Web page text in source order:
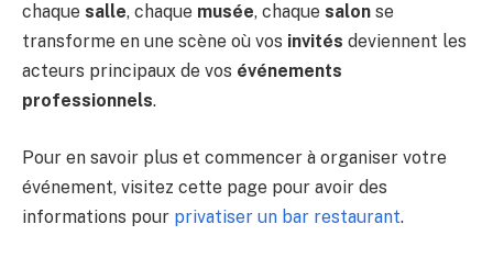
chaque salle, chaque musée, chaque salon se
transforme en une scène où vos invités deviennent les
acteurs principaux de vos événements
professionnels.
Pour en savoir plus et commencer à organiser votre
événement, visitez cette page pour avoir des
informations pour privatiser un bar restaurant.